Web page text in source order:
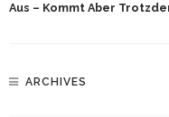
Aus – Kommt Aber
ARCHIVES